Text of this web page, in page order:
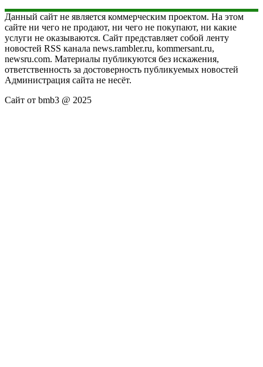
Данный сайт не является коммерческим проектом. На этом
сайте ни чего не продают, ни чего не покупают, ни какие
услуги не оказываются. Сайт представляет собой ленту
новостей RSS канала news.rambler.ru, kommersant.ru,
newsru.com. Материалы публикуются без искажения,
ответственность за достоверность публикуемых новостей
Администрация сайта не несёт.
Сайт от bmb3 @ 2025